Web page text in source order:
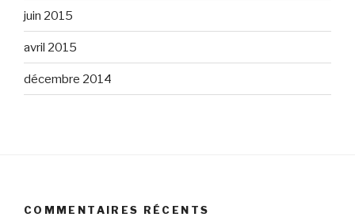
juin 2015
avril 2015
décembre 2014
COMMENTAIRES RÉCENTS